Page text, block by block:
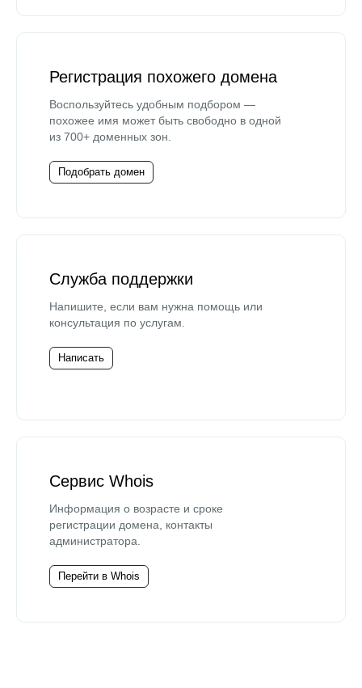
Регистрация похожего домена
Воспользуйтесь удобным подбором —
похожее имя может быть свободно в одной
из 700+ доменных зон.
Подобрать домен
Служба поддержки
Напишите, если вам нужна помощь или
консультация по услугам.
Написать
Сервис Whois
Информация о возрасте и сроке
регистрации домена, контакты
администратора.
Перейти в Whois